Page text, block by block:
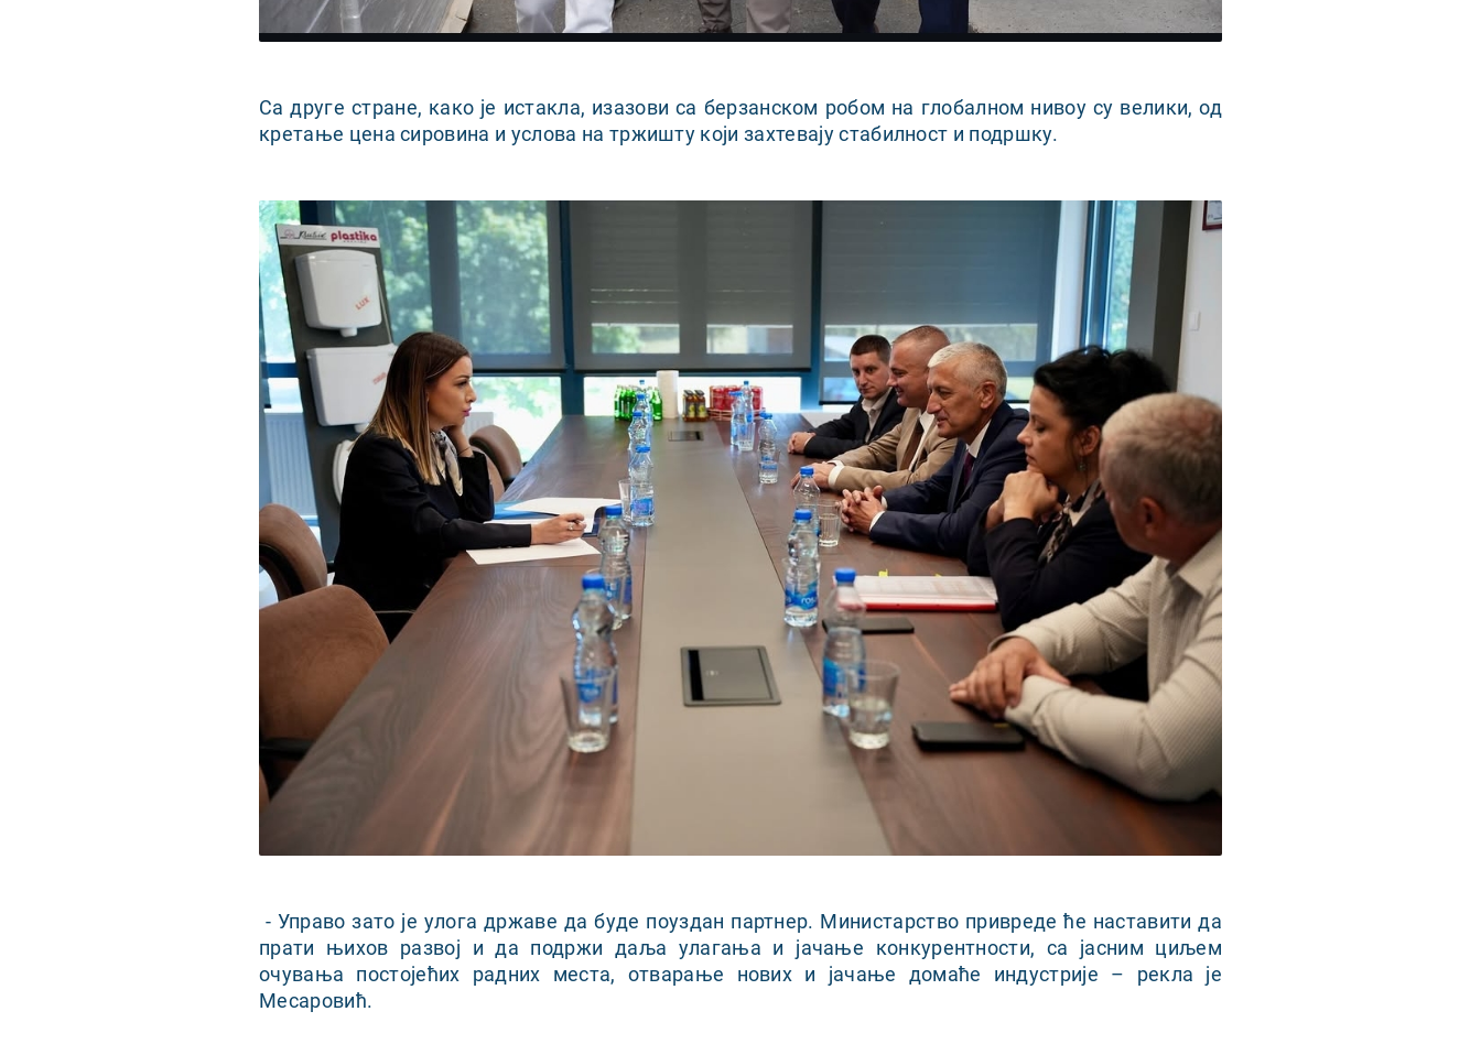
Са друге стране, како је истакла, изазови са берзанском робом на глобалном нивоу су велики, од
кретање цена сировина и услова на тржишту који захтевају стабилност и подршку.
- Управо зато је улога државе да буде поуздан партнер. Министарство привреде ће наставити да
прати њихов развој и да подржи даља улагања и јачање конкурентности, са јасним циљем
очувања постојећих радних места, отварање нових и јачање домаће индустрије – рекла је
Месаровић.